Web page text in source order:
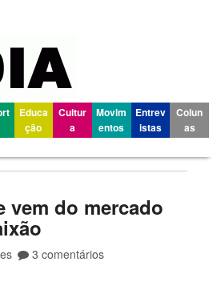
Educa
ção
Cultur
a
Movim
entos
Entrev
istas
Colun
as
vem do mercado
3 comentários